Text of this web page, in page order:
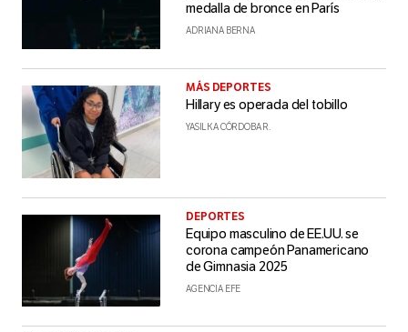
medalla de bronce en París
ADRIANA BERNA
MÁS DEPORTES
Hillary es operada del tobillo
YASILKA CÓRDOBA R.
DEPORTES
Equipo masculino de EE.UU. se
corona campeón Panamericano
de Gimnasia 2025
AGENCIA EFE